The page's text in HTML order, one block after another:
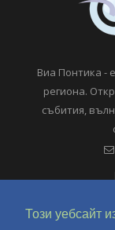
Този уебсайт
Виа Понтика -
региона.
събития,